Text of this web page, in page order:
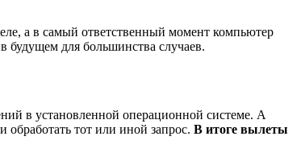
а в самый ответственный момент компьютер
будущем для большинства случаев.
в установленной операционной системе. А
тот или иной запрос. В итоге вылеты